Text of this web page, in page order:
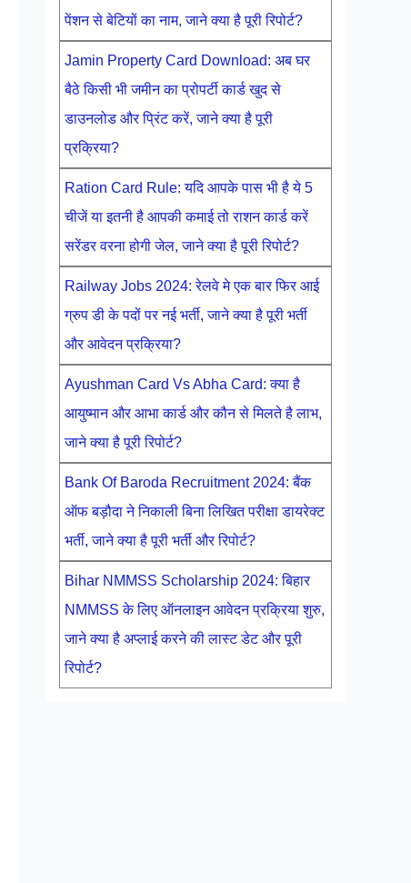
पेंशन से बेटियों का नाम, जाने क्या है पूरी रिपोर्ट?
Jamin Property Card Download: अब घर
बैठे किसी भी जमीन का प्रोपर्टी कार्ड खुद से
डाउनलोड और प्रिंट करें, जाने क्या है पूरी
प्रक्रिया?
Ration Card Rule: यदि आपके पास भी है ये 5
चीजें या इतनी है आपकी कमाई तो राशन कार्ड करें
सरेंडर वरना होगी जेल, जाने क्या है पूरी रिपोर्ट?
Railway Jobs 2024: रेलवे मे एक बार फिर आई
ग्रुप डी के पदों पर नई भर्ती, जाने क्या है पूरी भर्ती
और आवेदन प्रक्रिया?
Ayushman Card Vs Abha Card: क्या है
आयुष्मान और आभा कार्ड और कौन से मिलते है लाभ,
जाने क्या है पूरी रिपोर्ट?
Bank Of Baroda Recruitment 2024: बैंक
ऑफ बड़ौदा ने निकाली बिना लिखित परीक्षा डायरेक्ट
भर्ती, जाने क्या है पूरी भर्ती और रिपोर्ट?
Bihar NMMSS Scholarship 2024: बिहार
NMMSS के लिए ऑनलाइन आवेदन प्रक्रिया शुरु,
जाने क्या है अप्लाई करने की लास्ट डेट और पूरी
रिपोर्ट?